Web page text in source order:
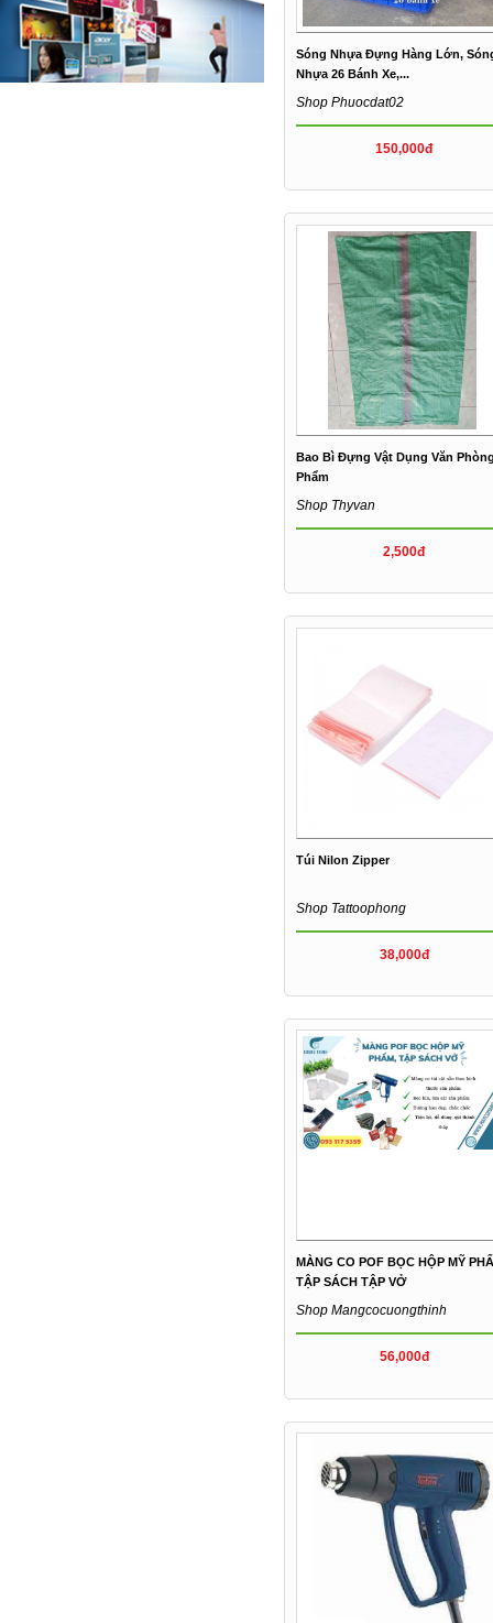
Sóng Nhựa Đựng Hàng Lớn,
Nhựa 26 Bánh Xe,...
Shop Phuocdat02
150,000đ
Bao Bì Đựng Vật Dụng Văn
Phẩm
Shop Thyvan
2,500đ
Túi Nilon Zipper
Shop Tattoophong
38,000đ
MÀNG CO POF BỌC HỘP MỸ
TẬP SÁCH TẬP VỞ
Shop Mangcocuongthinh
56,000đ